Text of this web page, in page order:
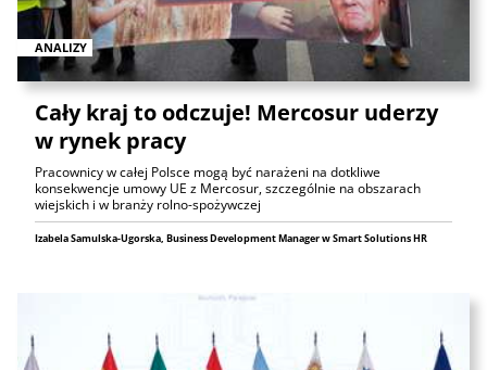
ANALIZY
Cały kraj to odczuje! Mercosur uderzy
w rynek pracy
Pracownicy w całej Polsce mogą być narażeni na dotkliwe
konsekwencje umowy UE z Mercosur, szczególnie na obszarach
wiejskich i w branży rolno-spożywczej
Izabela Samulska-Ugorska, Business Development Manager w Smart Solutions HR